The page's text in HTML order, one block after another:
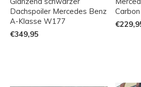
Dachspoiler Mercedes Benz
A-Klasse W177
€349,95